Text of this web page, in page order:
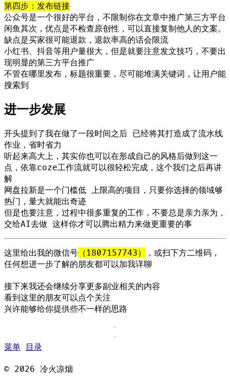
第四步：发布链接
公众号是一个很好的平台，不限制你在文章中推广第三方平台
闲鱼其次，优点是不检查原创性，可以直接复制他人的文案。
缺点是买家很可能退款，退款率高的话会限流
小红书、抖音等用户量很大，但是就要注意发文技巧，不要出
现明显的第三方平台推广
不管在哪里发布，标题很重要，尽可能堆满关键词，让用户能
搜索到
进一步发展
开头提到了我在做了一段时间之后 已经将其打造成了流水线
作业，省时省力
听起来高大上，其实你也可以在形成自己的风格后做到这一
点，依靠coze工作流就可以很轻松完成，这个我们之后再讲
解
网盘拉新是一个门槛低 上限高的项目，只要你选择的领域够
热门，量大就能出奇迹
但是也要注意，过程中很多重复的工作，不要总是亲力亲为，
交给AI去做 这样你才可以腾出精力来做更重要的事
这里给出我的微信号 （1807157743）
，或扫下方二维码，
任何想进一步了解的朋友都可以加我详聊
接下来我还会继续分享更多副业相关的内容
看到这里的朋友可以点个关注
兴许能够给你提供些不一样的思路
菜单 目录
© 2026 冷火凉烟